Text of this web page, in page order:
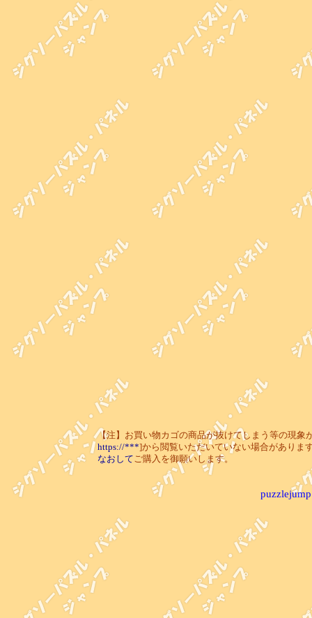
【注】お買い物カゴの商品が抜けてしまう等の現象
https://***]から閲覧いただいていない場合がありま
なおしてご購入を御願いします。